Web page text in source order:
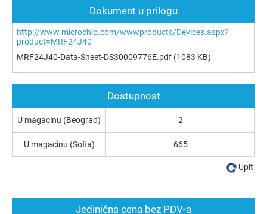
Dokument u prilogu
http://www.microchip.com/wwwproducts/Devices.aspx?
product=MRF24J40
MRF24J40-Data-Sheet-DS30009776E.pdf (1083 KB)
Jedinična cena bez PDV-a
Dostupnost
U magacinu (Beograd) 2
U magacinu (Sofia) 665
Upit